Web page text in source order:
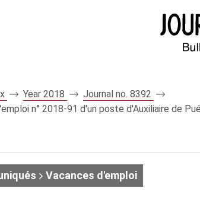
Year 2018
Journal no. 8392
n° 2018-91 d'un poste d'Auxiliaire de
Vacances d'emploi